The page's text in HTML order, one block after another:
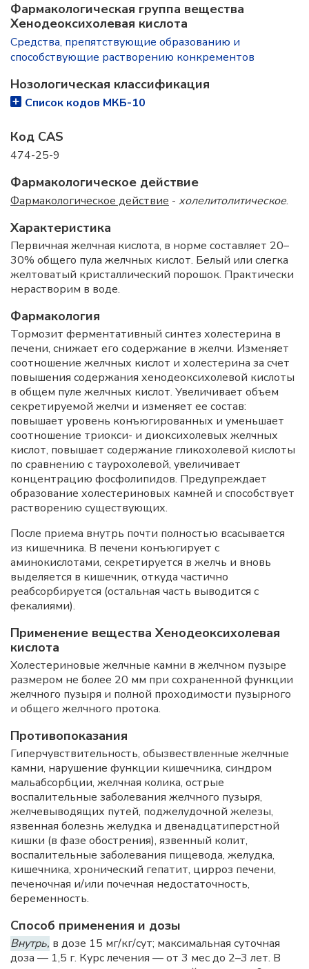
Фармакологическая группа вещества
Хенодеоксихолевая кислота
Средства, препятствующие образованию и
способствующие растворению конкрементов
Нозологическая классификация
Список кодов МКБ-10
Код CAS
474-25-9
Фармакологическое действие
Фармакологическое действие - холелитолитическое.
Характеристика
Первичная желчная кислота, в норме составляет 20–
30% общего пула желчных кислот. Белый или слегка
желтоватый кристаллический порошок. Практически
нерастворим в воде.
Фармакология
Тормозит ферментативный синтез холестерина в
печени, снижает его содержание в желчи. Изменяет
соотношение желчных кислот и холестерина за счет
повышения содержания хенодеоксихолевой кислоты
в общем пуле желчных кислот. Увеличивает объем
секретируемой желчи и изменяет ее состав:
повышает уровень конъюгированных и уменьшает
соотношение триокси- и диоксихолевых желчных
кислот, повышает содержание гликохолевой кислоты
по сравнению с таурохолевой, увеличивает
концентрацию фосфолипидов. Предупреждает
образование холестериновых камней и способствует
растворению существующих.
После приема внутрь почти полностью всасывается
из кишечника. В печени конъюгирует с
аминокислотами, секретируется в желчь и вновь
выделяется в кишечник, откуда частично
реабсорбируется (остальная часть выводится с
фекалиями).
Применение вещества Хенодеоксихолевая
кислота
Холестериновые желчные камни в желчном пузыре
размером не более 20 мм при сохраненной функции
желчного пузыря и полной проходимости пузырного
и общего желчного протока.
Противопоказания
Гиперчувствительность, обызвествленные желчные
камни, нарушение функции кишечника, синдром
мальабсорбции, желчная колика, острые
воспалительные заболевания желчного пузыря,
желчевыводящих путей, поджелудочной железы,
язвенная болезнь желудка и двенадцатиперстной
кишки (в фазе обострения), язвенный колит,
воспалительные заболевания пищевода, желудка,
кишечника, хронический гепатит, цирроз печени,
печеночная и/или почечная недостаточность,
беременность.
Способ применения и дозы
Внутрь, в дозе 15 мг/кг/сут; максимальная суточная
доза — 1,5 г. Курс лечения — от 3 мес до 2–3 лет. В